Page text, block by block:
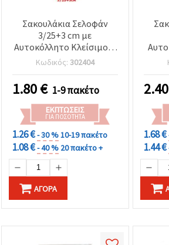
Σακουλάκια Σελοφάν
3/25+3 cm με
Αυτοκόλλητο Κλείσιμο &
Τρύπα Ανάρτησης (Euro
Hole), πάχος 30 micron –
Συσκευασία 200 τεμ. για
χειροτεχνίες &
συσκευασία δώρων
Κωδικός: 302404
1.80€ 1-9 πακέτο
ΕΚΠΤΏΣΕΙΣ
ΓΙΑ ΠΟΣΌΤΗΤΑ
1.26 €- 30 %10-19 πακέτο
1.08 €- 40 % 20 πακέτο +
ΑΓΟΡΆ
30
2.40
1.68 €
1.44 €